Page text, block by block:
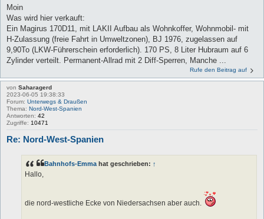
Moin
Was wird hier verkauft:
Ein Magirus 170D11, mit LAKII Aufbau als Wohnkoffer, Wohnmobil- mit
H-Zulassung (freie Fahrt in Umweltzonen), BJ 1976, zugelassen auf
9,90To (LKW-Führerschein erforderlich). 170 PS, 8 Liter Hubraum auf 6
Zylinder verteilt. Permanent-Allrad mit 2 Diff-Sperren, Manche ...
Rufe den Beitrag auf
von Saharagerd
2023-06-05 19:38:33
Forum: Unterwegs & Draußen
Thema: Nord-West-Spanien
Antworten: 42
Zugriffe: 10471
Re: Nord-West-Spanien
Bahnhofs-Emma hat geschrieben: ↑
Hallo,
die nord-westliche Ecke von Niedersachsen aber auch.